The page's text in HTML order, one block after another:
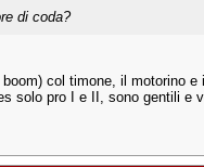
di coda?
col timone, il motorino
solo pro I e II, sono gentili e